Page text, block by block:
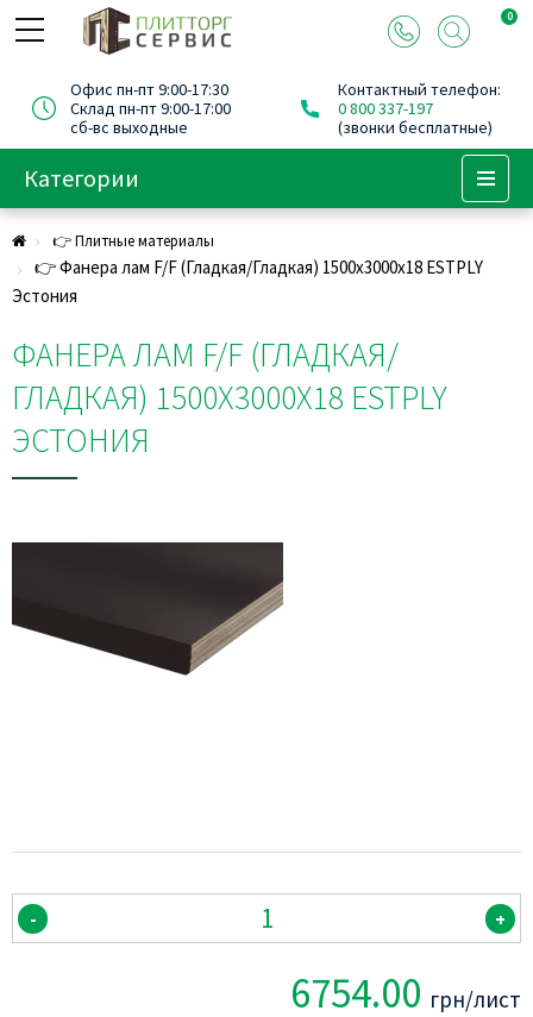
0
Офис пн-пт 9:00-17:30
Склад пн-пт 9:00-17:00
сб-вс выходные
Контактный телефон:
0 800 337-197
(звонки бесплатные)
Категории
👉 Плитные материалы
👉 Фанера лам F/F (Гладкая/Гладкая) 1500х3000х18 ESTPLY
Эстония
ФАНЕРА ЛАМ F/F (ГЛАДКАЯ/
ГЛАДКАЯ) 1500Х3000Х18 ESTPLY
ЭСТОНИЯ
- +
6754.00 грн/лист